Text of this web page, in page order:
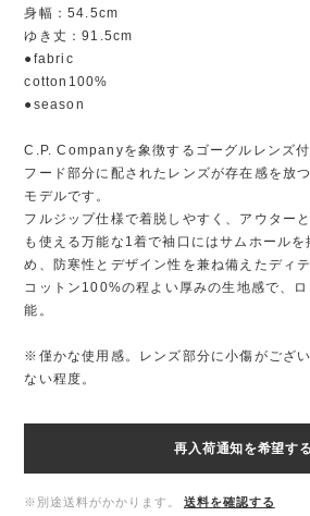
身幅：54.5cm
ゆき丈：91.5cm
●fabric
cotton100%
●season
C.P. Companyを象徴するゴーグルレンズ付
フード部分に配されたレンズが存在感を放
モデルです。
フルジップ仕様で着脱しやすく、アウター
も使える万能な1着で袖口にはサムホール
め、防寒性とデザイン性を兼ね備えたディテ
コットン100%の程よい厚みの生地感で、
能。
※僅かな使用感。レンズ部分に小傷がござ
ない程度。
再入荷通知を希望する
※別途送料がかかります。
送料を確認する